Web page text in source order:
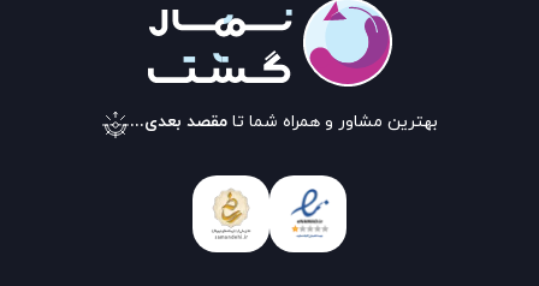
بهترین مشاور و همراه شما تا مقصد بعدی...